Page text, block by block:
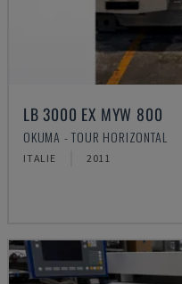
LB 3000 EX MYW 800
OKUMA - TOUR HORIZONTAL
ITALIE 2011